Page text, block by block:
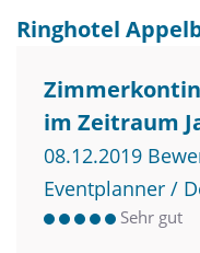
Ringhotel
im Zeitraum
08.12.2019
Eventplanner /
Sehr gut